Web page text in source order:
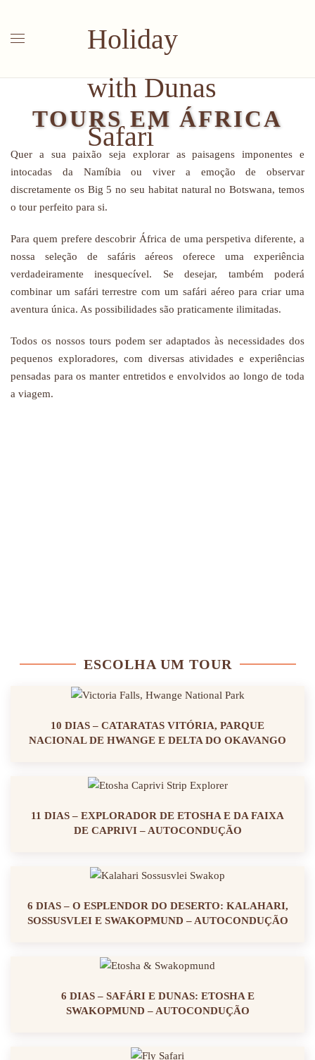
Saltar para o conteúdo principal
TOURS EM ÁFRICA
Quer a sua paixão seja explorar as paisagens imponentes e
intocadas da Namíbia ou viver a emoção de observar
discretamente os Big 5 no seu habitat natural no Botswana, temos
o tour perfeito para si.
Para quem prefere descobrir África de uma perspetiva diferente, a
nossa seleção de safáris aéreos oferece uma experiência
verdadeiramente inesquecível. Se desejar, também poderá
combinar um safári terrestre com um safári aéreo para criar uma
aventura única. As possibilidades são praticamente ilimitadas.
Todos os nossos tours podem ser adaptados às necessidades dos
pequenos exploradores, com diversas atividades e experiências
pensadas para os manter entretidos e envolvidos ao longo de toda
a viagem.
ESCOLHA UM TOUR
10 DIAS – CATARATAS VITÓRIA, PARQUE
NACIONAL DE HWANGE E DELTA DO OKAVANGO
11 DIAS – EXPLORADOR DE ETOSHA E DA FAIXA
DE CAPRIVI – AUTOCONDUÇÃO
6 DIAS – O ESPLENDOR DO DESERTO: KALAHARI,
SOSSUSVLEI E SWAKOPMUND – AUTOCONDUÇÃO
6 DIAS – SAFÁRI E DUNAS: ETOSHA E
SWAKOPMUND – AUTOCONDUÇÃO